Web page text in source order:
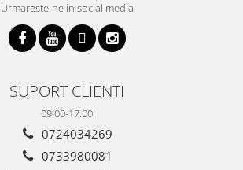
Urmareste-ne in social media
SUPORT CLIENTI
09.00-17.00
0724034269
0733980081